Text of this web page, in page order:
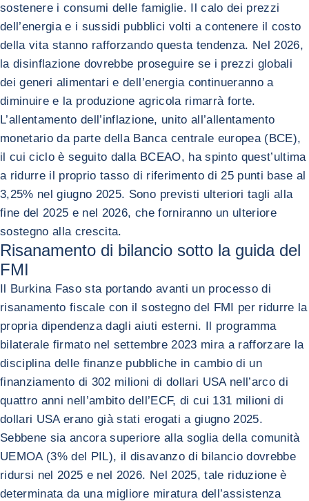
sostenere i consumi delle famiglie. Il calo dei prezzi
dell’energia e i sussidi pubblici volti a contenere il costo
della vita stanno rafforzando questa tendenza. Nel 2026,
la disinflazione dovrebbe proseguire se i prezzi globali
dei generi alimentari e dell’energia continueranno a
diminuire e la produzione agricola rimarrà forte.
L’allentamento dell’inflazione, unito all’allentamento
monetario da parte della Banca centrale europea (BCE),
il cui ciclo è seguito dalla BCEAO, ha spinto quest’ultima
a ridurre il proprio tasso di riferimento di 25 punti base al
3,25% nel giugno 2025. Sono previsti ulteriori tagli alla
fine del 2025 e nel 2026, che forniranno un ulteriore
sostegno alla crescita.
Risanamento di bilancio sotto la guida del
FMI
Il Burkina Faso sta portando avanti un processo di
risanamento fiscale con il sostegno del FMI per ridurre la
propria dipendenza dagli aiuti esterni. Il programma
bilaterale firmato nel settembre 2023 mira a rafforzare la
disciplina delle finanze pubbliche in cambio di un
finanziamento di 302 milioni di dollari USA nell’arco di
quattro anni nell’ambito dell’ECF, di cui 131 milioni di
dollari USA erano già stati erogati a giugno 2025.
Sebbene sia ancora superiore alla soglia della comunità
UEMOA (3% del PIL), il disavanzo di bilancio dovrebbe
ridursi nel 2025 e nel 2026. Nel 2025, tale riduzione è
determinata da una migliore miratura dell’assistenza